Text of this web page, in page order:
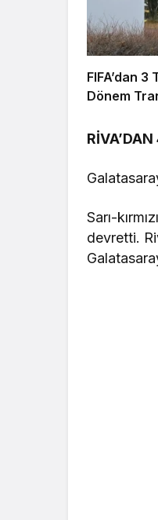
FIFA’dan
Dönem
Sarı-
devretti.